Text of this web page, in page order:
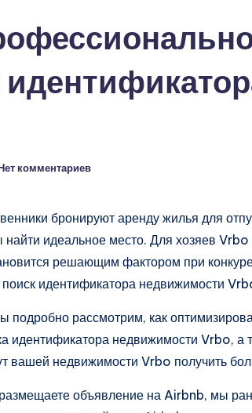
комментариев
бронируют аренду жилья для
идеальное место. Для хозяев
решающим фактором при
поиск идентификатора недвижимости
подробно рассмотрим, как
идентификатора недвижимости Vrbo, а
вашей недвижимости Vrbo получить
объявление на Airbnb, мы